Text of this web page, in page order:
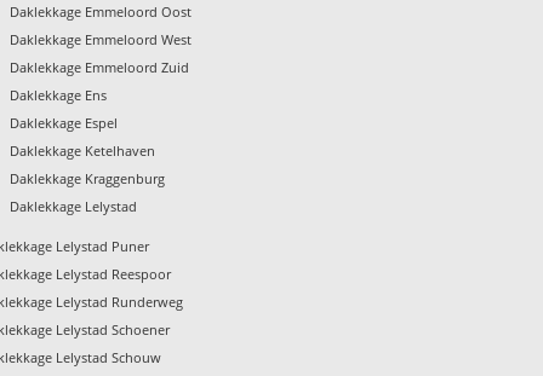
Daklekkage Emmeloord Oost
Daklekkage Emmeloord West
Daklekkage Emmeloord Zuid
Daklekkage Ens
Daklekkage Espel
Daklekkage Ketelhaven
Daklekkage Kraggenburg
Daklekkage Lelystad
Lelystad Puner
Lelystad Reespoor
Lelystad Runderweg
Lelystad Schoener
Lelystad Schouw